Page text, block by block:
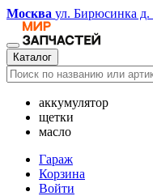
Москва ул. Бирюсинка д.
Каталог
аккумулятор
щетки
масло
Гараж
Корзина
Войти